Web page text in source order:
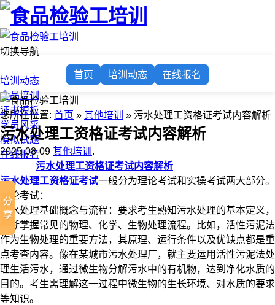
切换导航
培训动态
食品培训
证书模板
学员风采
模拟试题
在线报名
首页 培训动态 在线报名
您所在位置: 首页 » 其他培训 » 污水处理工资格证考试内容解析​
污水处理工资格证考试内容解析​
2025-08-09 其他培训 .
污水处理工资格证考试内容解析​
污水处理工资格证考试一般分为理论考试和实操考试两大部分。​
理论考试：​
污水处理基础概念与流程：要求考生熟知污水处理的基本定义，
清晰掌握常见的物理、化学、生物处理流程。比如，活性污泥法
作为生物处理的重要方法，其原理、运行条件以及优缺点都是重
点考查内容。像在某城市污水处理厂，就主要运用活性污泥法处
理生活污水，通过微生物分解污水中的有机物，达到净化水质的
目的。考生需理解这一过程中微生物的生长环境、对水质的要求
等知识。​